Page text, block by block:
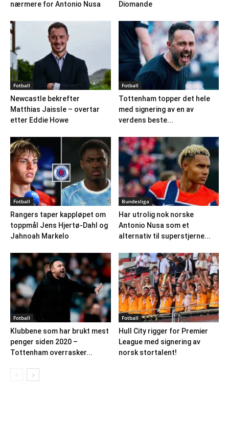
nærmere for Antonio Nusa Diomande
Fotball
Newcastle bekrefter
Matthias Jaissle – overtar
etter Eddie Howe
Fotball
Tottenham topper det hele
med signering av en av
verdens beste...
Fotball
Rangers taper kappløpet om
toppmål Jens Hjertø-Dahl og
Jahnoah Markelo
Bundesliga
Har utrolig nok norske
Antonio Nusa som et
alternativ til superstjerne...
Fotball
Klubbene som har brukt mest
penger siden 2020 –
Tottenham overrasker...
Fotball
Hull City rigger for Premier
League med signering av
norsk stortalent!